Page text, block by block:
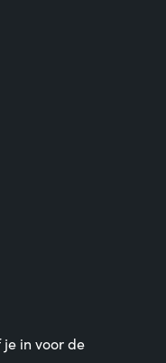
je in voor de